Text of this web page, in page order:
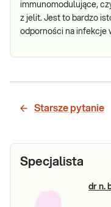
immunomodulujące,
z jelit. Jest to bardzo
odporności na infekcje
Starsze pytanie
Specjalista
dr n.